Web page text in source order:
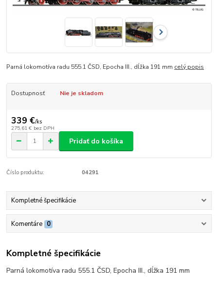
Parná lokomotíva radu 555.1 ČSD, Epocha III., dĺžka 191 mm celý popis
Dostupnosť Nie je skladom
339 €/ks
275,61 € bez DPH
Pridať do košíka
Číslo produktu: 04291
Kompletné špecifikácie
Komentáre 0
Kompletné špecifikácie
Parná lokomotíva radu 555.1 ČSD, Epocha III., dĺžka 191 mm